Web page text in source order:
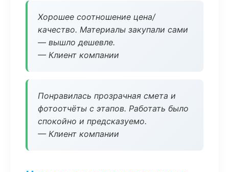
Хорошее соотношение цена/
качество. Материалы закупали сами
— вышло дешевле.
— Клиент компании
Понравилась прозрачная смета и
фотоотчёты с этапов. Работать было
спокойно и предсказуемо.
— Клиент компании